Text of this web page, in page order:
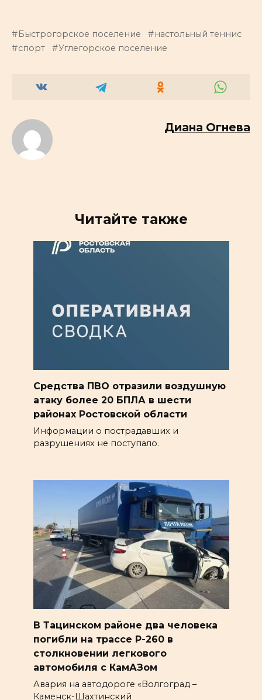
Быстрогорское поселение
настольный теннис
спорт
Углегорское поселение
Диана Огнева
Читайте также
Средства ПВО отразили воздушную
атаку более 20 БПЛА в шести
районах Ростовской области
Информации о пострадавших и
разрушениях не поступало.
В Тацинском районе два человека
погибли на трассе Р-260 в
столкновении легкового
автомобиля с КамАЗом
Авария на автодороге «Волгоград –
Каменск-Шахтинский